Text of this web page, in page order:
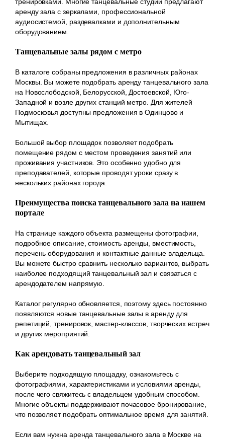
аренду зала с зеркалами, профессиональной
аудиосистемой, раздевалками и дополнительным
оборудованием.
Танцевальные залы рядом с метро
В каталоге собраны предложения в различных районах
Москвы. Вы можете подобрать аренду танцевального зала
на Новослободской, Белорусской, Достоевской, Юго-
Западной и возле других станций метро. Для жителей
Подмосковья доступны предложения в Одинцово и
Мытищах.
Большой выбор площадок позволяет подобрать
помещение рядом с местом проведения занятий или
проживания участников. Это особенно удобно для
преподавателей, которые проводят уроки сразу в
нескольких районах города.
Преимущества поиска танцевального зала на нашем
портале
На странице каждого объекта размещены фотографии,
подробное описание, стоимость аренды, вместимость,
перечень оборудования и контактные данные владельца.
Вы можете быстро сравнить несколько вариантов, выбрать
наиболее подходящий танцевальный зал и связаться с
арендодателем напрямую.
Каталог регулярно обновляется, поэтому здесь постоянно
появляются новые танцевальные залы в аренду для
репетиций, тренировок, мастер-классов, творческих встреч
и других мероприятий.
Как арендовать танцевальный зал
Выберите подходящую площадку, ознакомьтесь с
фотографиями, характеристиками и условиями аренды,
после чего свяжитесь с владельцем удобным способом.
Многие объекты поддерживают почасовое бронирование,
что позволяет подобрать оптимальное время для занятий.
Если вам нужна аренда танцевального зала в Москве на